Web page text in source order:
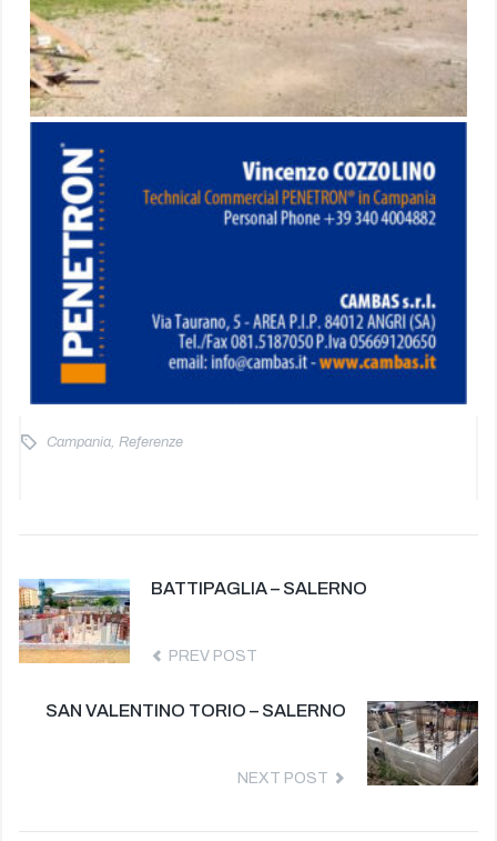
Campania, Referenze
BATTIPAGLIA – SALERNO
PREV POST
SAN VALENTINO TORIO – SALERNO
NEXT POST